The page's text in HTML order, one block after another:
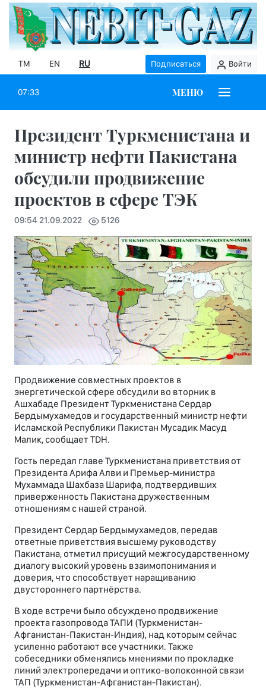
TM EN RU Подписаться Войти
07:33 МЕНЮ
Президент Туркменистана и
министр нефти Пакистана
обсудили продвижение
проектов в сфере ТЭК
09:54 21.09.2022 5126
Продвижение совместных проектов в
энергетической сфере обсудили во вторник в
Ашхабаде Президент Туркменистана Сердар
Бердымухамедов и государственный министр нефти
Исламской Республики Пакистан Мусадик Масуд
Малик, сообщает TDH.
Гость передал главе Туркменистана приветствия от
Президента Арифа Алви и Премьер-министра
Мухаммада Шахбаза Шарифа, подтвердивших
приверженность Пакистана дружественным
отношениям с нашей страной.
Президент Сердар Бердымухамедов, передав
ответные приветствия высшему руководству
Пакистана, отметил присущий межгосударственному
диалогу высокий уровень взаимопонимания и
доверия, что способствует наращиванию
двустороннего партнёрства.
В ходе встречи было обсуждено продвижение
проекта газопровода ТАПИ (Туркменистан-
Афганистан-Пакистан-Индия), над которым сейчас
усиленно работают все участники. Также
собеседники обменялись мнениями по прокладке
линий электропередачи и оптико-волоконной связи
ТАП (Туркменистан-Афганистан-Пакистан).